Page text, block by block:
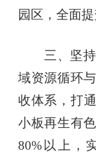
园区，全面
三、坚
域资源循环
收体系，打通
小板再生有
80%以上，